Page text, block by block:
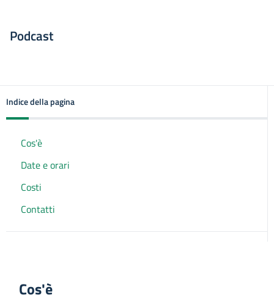
Podcast
Indice della pagina
Cos'è
Date e orari
Costi
Contatti
Cos'è